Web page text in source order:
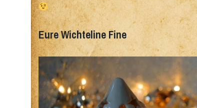
Eure Wichteline Fine